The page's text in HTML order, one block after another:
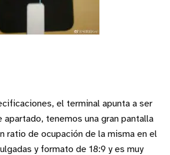
el terminal apunta a ser
tenemos una gran pantalla
ratio de ocupación de la misma en el
y formato de 18:9 y es muy